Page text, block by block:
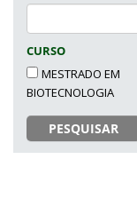
CURSO
MESTRADO EM
BIOTECNOLOGIA
PESQUISAR